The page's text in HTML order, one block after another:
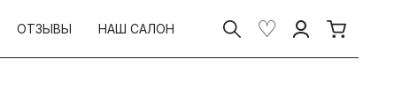
ОТЗЫВЫ НАШ САЛОН